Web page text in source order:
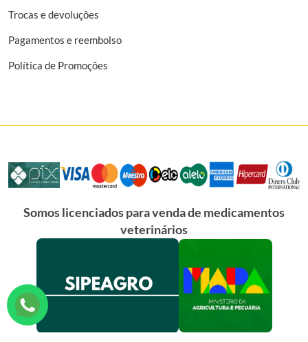
Trocas e devoluções
Pagamentos e reembolso
Política de Promoções
Somos licenciados para venda de medicamentos
veterinários